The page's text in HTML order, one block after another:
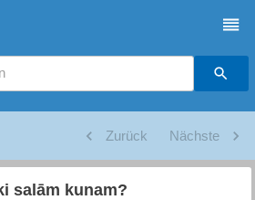
Zurück Nächste
salām kunam?